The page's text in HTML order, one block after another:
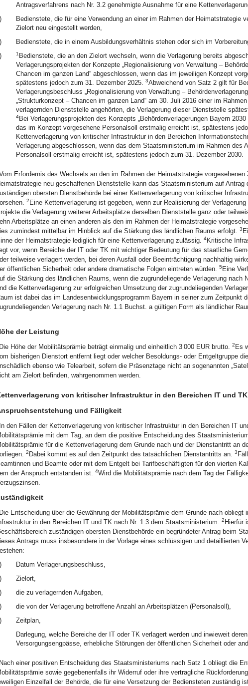
Antragsverfahrens nach Nr. 3.2 genehmigte Ausnahme für eine
Bedienstete, die für eine Verwendung an einer im Rahmen der Heimatstrategie
Zielort neu eingestellt werden,
Bedienstete, die in einem Ausbildungsverhältnis stehen oder sich im
1 Bedienstete, die an den Zielort wechseln, wenn die Verlagerung bereits
Verlagerungsprojekten der Konzepte „Regionalisierung von Verwaltung –
Chancen im ganzen Land“ abgeschlossen, wenn das im jeweiligen Konzept
spätestens jedoch zum 31. Dezember 2025. 3Abweichend von Satz 2 gilt für
Verlagerungsbeschluss „Regionalisierung von Verwaltung –
„Strukturkonzept – Chancen im ganzen Land“ am 30. Juli 2016 einer im
verlagernden Dienststelle angehörten, die Verlagerung dieser Dienststelle
4Bei Verlagerungsprojekten des Konzepts „Behördenverlagerungen Bayern
das im Konzept vorgesehene Personalsoll erstmalig erreicht ist, spätestens
Kettenverlagerung von kritischer Infrastruktur in den Bereichen
Verlagerung abgeschlossen, wenn das dem Staatsministerium im Rahmen des
Personalsoll erstmalig erreicht ist, spätestens jedoch zum 31. Dezember 2030.
Erfordernis des Wechsels an den im Rahmen der Heimatstrategie
neu geschaffenen Dienststelle kann das Staatsministerium auf
obersten Dienstbehörde bei einer Kettenverlagerung von kritischer
2 Eine Kettenverlagerung ist gegeben, wenn zur Realisierung der
die Verlagerung weiterer Arbeitsplätze derselben Dienststelle ganz oder
Arbeitsplätze an einen anderen als den im Rahmen der Heimatstrategie
zumindest mittelbar im Hinblick auf die Stärkung des ländlichen Raums erfolgt. 3
der Heimatstrategie lediglich für eine Kettenverlagerung zulässig. 4Kritische
vor, wenn Bereiche der IT oder TK mit wichtiger Bedeutung für das staatliche
teilweise verlagert werden, bei deren Ausfall oder Beeinträchtigung nachhaltig
öffentlichen Sicherheit oder andere dramatische Folgen eintreten würden. 5 Eine
die Stärkung des ländlichen Raums, wenn die zugrundeliegende Verlagerung nach
die Kettenverlagerung zur erfolgreichen Umsetzung der zugrundeliegenden
ist dabei das im Landesentwicklungsprogramm Bayern in seiner zum Zeitpunkt
Verlagerung nach Nr. 1.1 Buchst. a gültigen Form als ländlicher
der Leistung
Die Höhe der Mobilitätsprämie beträgt einmalig und einheitlich 3 000 EUR brutto. 2 Es
bisherigen Dienstort entfernt liegt oder welcher Besoldungs- oder Entgeltgruppe
ebenso wie Telearbeit, sofern die Präsenztage nicht an sogenannten
am Zielort befinden, wahrgenommen werden.
von kritischer Infrastruktur in den Bereichen IT und TK
und Fälligkeit
In den Fällen der Kettenverlagerung von kritischer Infrastruktur in den Bereichen IT
mit dem Tag, an dem die positive Entscheidung des
für die Kettenverlagerung dem Grunde nach und der Dienstantritt an
2 Dabei kommt es auf den Zeitpunkt des tatsächlichen Dienstantritts an. 3
und Beamte oder mit dem Entgelt bei Tarifbeschäftigten für den vierten
der Anspruch entstanden ist. 4Wird die Mobilitätsprämie nach dem Tag der
Die Entscheidung über die Gewährung der Mobilitätsprämie dem Grunde nach
in den Bereichen IT und TK nach Nr. 1.3 dem Staatsministerium. 2 Hierfür
zuständigen obersten Dienstbehörde ein begründeter Antrag beim
Antrags muss insbesondere in der Vorlage eines schlüssigen und detaillierten
Datum Verlagerungsbeschluss,
Zielort,
die zu verlagernden Aufgaben,
die von der Verlagerung betroffene Anzahl an Arbeitsplätzen (Personalsoll),
Zeitplan,
Darlegung, welche Bereiche der IT oder TK verlagert werden und inwieweit
Versorgungsengpässe, erhebliche Störungen der öffentlichen Sicherheit oder
einer positiven Entscheidung des Staatsministeriums nach Satz 1 obliegt die
sowie gegebenenfalls ihr Widerruf oder ihre vertragliche
Einzelfall der Behörde, die für eine Versetzung der Bediensteten zuständig